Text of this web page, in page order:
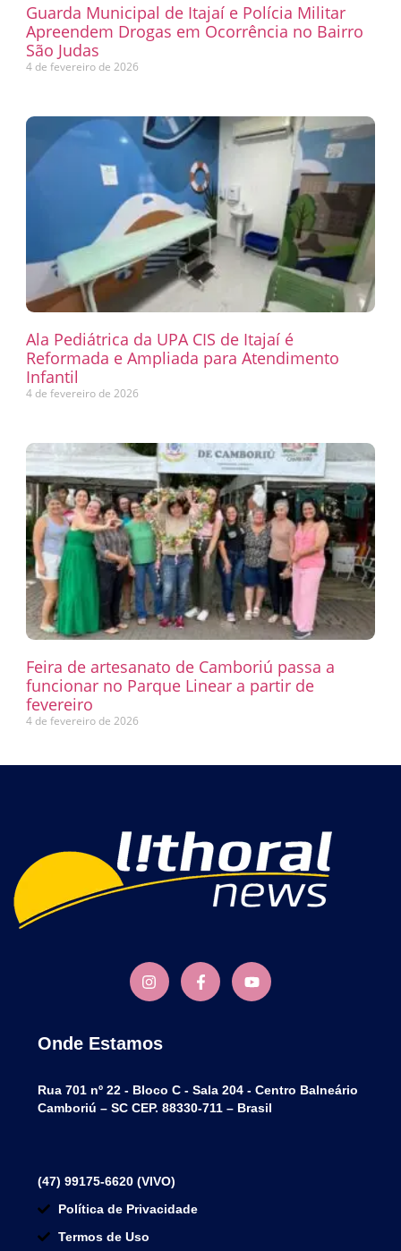
Guarda Municipal de Itajaí e Polícia Militar
Apreendem Drogas em Ocorrência no Bairro
São Judas
4 de fevereiro de 2026
Ala Pediátrica da UPA CIS de Itajaí é
Reformada e Ampliada para Atendimento
Infantil
4 de fevereiro de 2026
Feira de artesanato de Camboriú passa a
funcionar no Parque Linear a partir de
fevereiro
4 de fevereiro de 2026
Onde Estamos
Rua 701 nº 22 - Bloco C - Sala 204 - Centro Balneário
Camboriú – SC CEP. 88330-711 – Brasil
(47) 99175-6620 (VIVO)
Política de Privacidade
Termos de Uso